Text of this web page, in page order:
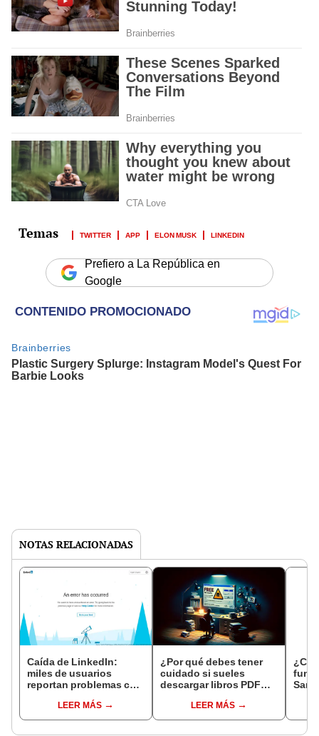
TWITTER APP ELON MUSK LINKEDIN
Prefiero a La República en
Google
NOTAS RELACIONADAS
Caída de LinkedIn:
miles de usuarios
reportan problemas con
LEER MÁS
¿Por qué debes tener
cuidado si sueles
descargar libros PDF
encuentras en internet?
LEER MÁS